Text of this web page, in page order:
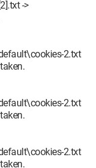
->
2.txt
2.txt
2.txt